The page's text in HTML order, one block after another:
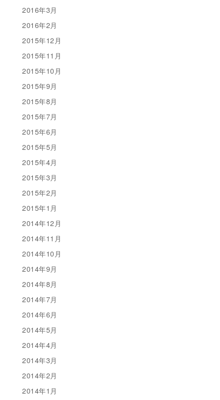
2016年3月
2016年2月
2015年12月
2015年11月
2015年10月
2015年9月
2015年8月
2015年7月
2015年6月
2015年5月
2015年4月
2015年3月
2015年2月
2015年1月
2014年12月
2014年11月
2014年10月
2014年9月
2014年8月
2014年7月
2014年6月
2014年5月
2014年4月
2014年3月
2014年2月
2014年1月